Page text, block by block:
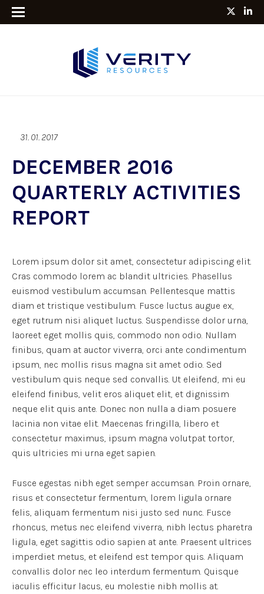
31. 01. 2017
DECEMBER 2016
QUARTERLY ACTIVITIES
REPORT
Lorem ipsum dolor sit amet, consectetur adipiscing elit.
Cras commodo lorem ac blandit ultricies. Phasellus
euismod vestibulum accumsan. Pellentesque mattis
diam et tristique vestibulum. Fusce luctus augue ex,
eget rutrum nisi aliquet luctus. Suspendisse dolor urna,
laoreet eget mollis quis, commodo non odio. Nullam
finibus, quam at auctor viverra, orci ante condimentum
ipsum, nec mollis risus magna sit amet odio. Sed
vestibulum quis neque sed convallis. Ut eleifend, mi eu
eleifend finibus, velit eros aliquet elit, et dignissim
neque elit quis ante. Donec non nulla a diam posuere
lacinia non vitae elit. Maecenas fringilla, libero et
consectetur maximus, ipsum magna volutpat tortor,
quis ultricies mi urna eget sapien.
Fusce egestas nibh eget semper accumsan. Proin ornare,
risus et consectetur fermentum, lorem ligula ornare
felis, aliquam fermentum nisi justo sed nunc. Fusce
rhoncus, metus nec eleifend viverra, nibh lectus pharetra
ligula, eget sagittis odio sapien at ante. Praesent ultrices
imperdiet metus, et eleifend est tempor quis. Aliquam
convallis dolor nec leo interdum fermentum. Quisque
iaculis efficitur lacus, eu molestie nibh mollis at.